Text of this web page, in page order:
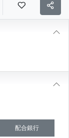
配合銀行